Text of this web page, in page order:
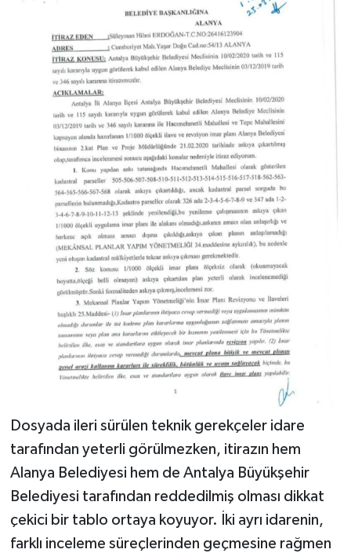
Dosyada ileri sürülen teknik gerekçeler idare
tarafından yeterli görülmezken, itirazın hem
Alanya Belediyesi hem de Antalya Büyükşehir
Belediyesi tarafından reddedilmiş olması dikkat
çekici bir tablo ortaya koyuyor. İki ayrı idarenin,
farklı inceleme süreçlerinden geçmesine rağmen